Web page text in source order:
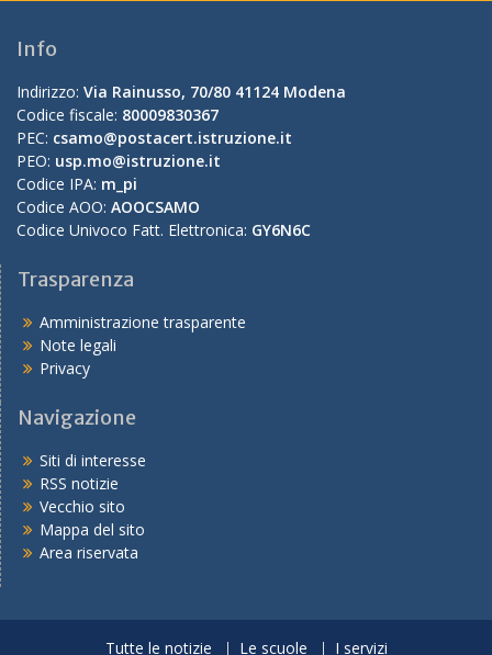
Info
Indirizzo: Via Rainusso, 70/80 41124 Modena
Codice fiscale: 80009830367
PEC: csamo@postacert.istruzione.it
PEO: usp.mo@istruzione.it
Codice IPA: m_pi
Codice AOO: AOOCSAMO
Codice Univoco Fatt. Elettronica: GY6N6C
Trasparenza
Amministrazione trasparente
Note legali
Privacy
Navigazione
Siti di interesse
RSS notizie
Vecchio sito
Mappa del sito
Area riservata
Tutte le notizie Le scuole I servizi